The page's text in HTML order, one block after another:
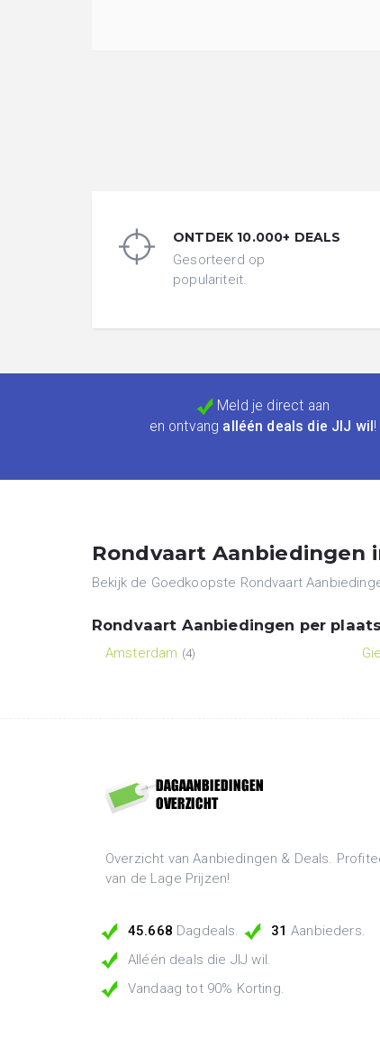
ONTDEK 10.000+ DEALS
Gesorteerd op
populariteit.
Meld je direct aan
en ontvang alléén deals die JIJ wil !
Rondvaart Aanbiedingen
Bekijk de Goedkoopste Rondvaart
Rondvaart Aanbiedingen per
Amsterdam (4)
Overzicht van Aanbiedingen & Deals.
van de Lage Prijzen!
45.668 Dagdeals. 31 Aanbieders.
Alléén deals die JIJ wil.
Vandaag tot 90% Korting.